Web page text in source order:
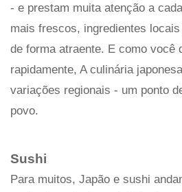
- e prestam muita atenção a
mais frescos, ingredientes
de forma atraente. E como você
rapidamente, A culinária
variações regionais - um ponto
povo.
Sushi
Para muitos, Japão e sushi